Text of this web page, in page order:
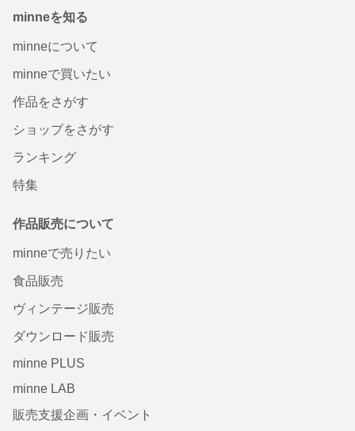
minneを知る
minneについて
minneで買いたい
作品をさがす
ショップをさがす
ランキング
特集
作品販売について
minneで売りたい
食品販売
ヴィンテージ販売
ダウンロード販売
minne PLUS
minne LAB
販売支援企画・イベント